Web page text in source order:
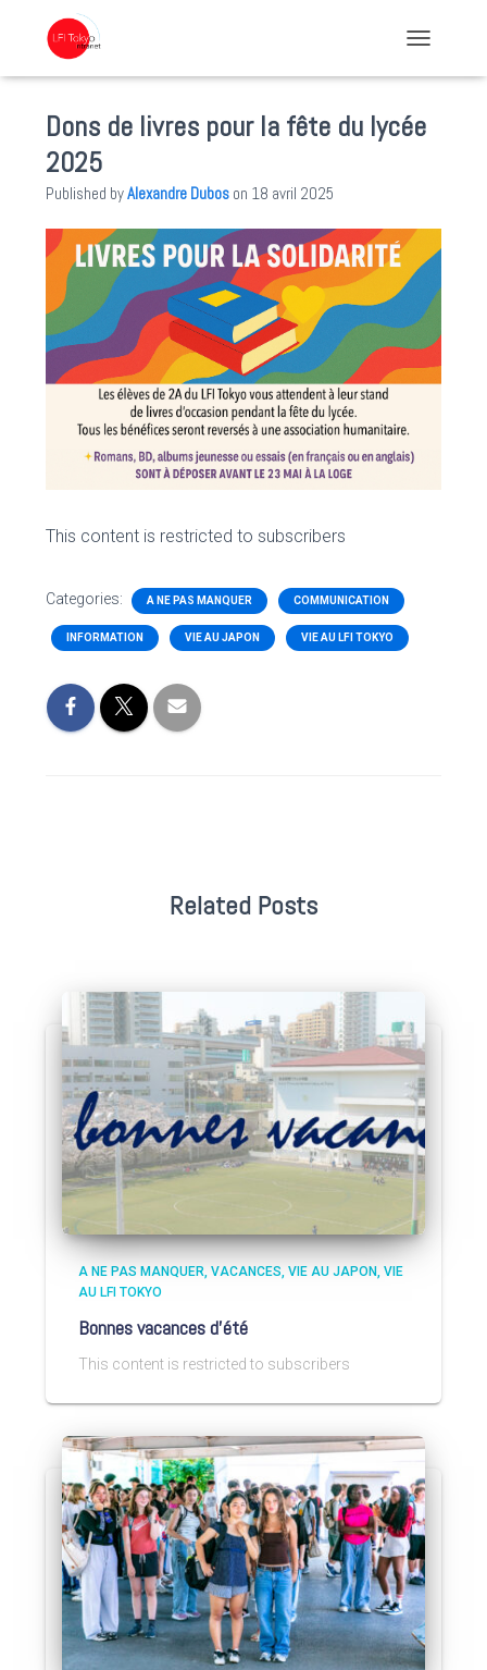
Dons de livres pour la fête du lycée
2025
Published byAlexandre Dubos on 18 avril 2025
This content is restricted to subscribers
Categories: A NE PAS MANQUER COMMUNICATION
INFORMATION VIE AU JAPON VIE AU LFI TOKYO
Related Posts
A NE PAS MANQUER VACANCES VIE AU JAPON VIE
AU LFI TOKYO
Bonnes vacances d’été
This content is restricted to subscribers